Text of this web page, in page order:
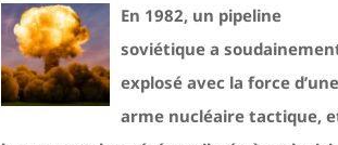
En 1982, un pipeline
soviétique a
explosé avec la force d’une
arme nucléaire tactique,